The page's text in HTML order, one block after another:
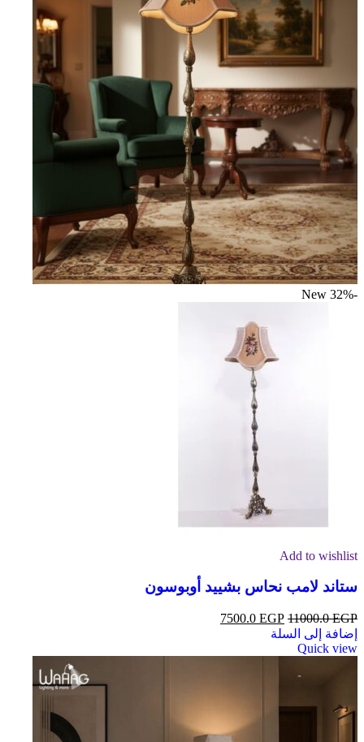
-32%
New
Add to wishlist
ستاند لامب نحاس بشييد أوبوسون
11000.0EGP
7500.0 EGP
إضافة إلى السلة
Quick view